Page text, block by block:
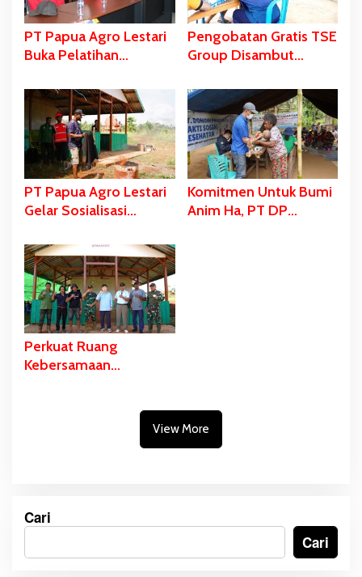
PT Papua Agro Lestari
Buka Pelatihan
Marga
Pengobatan Gratis TSE
Group Disambut
Kampung Butiptiri
PT Papua Agro Lestari
Gelar Sosialisasi
Hutan di Kampung
Rawa Kasat, Antisipasi
Dampak El Nino
Komitmen Untuk Bumi
Anim Ha, PT DP
Perkuat Ruang
Kebersamaan
View More
Cari
Cari